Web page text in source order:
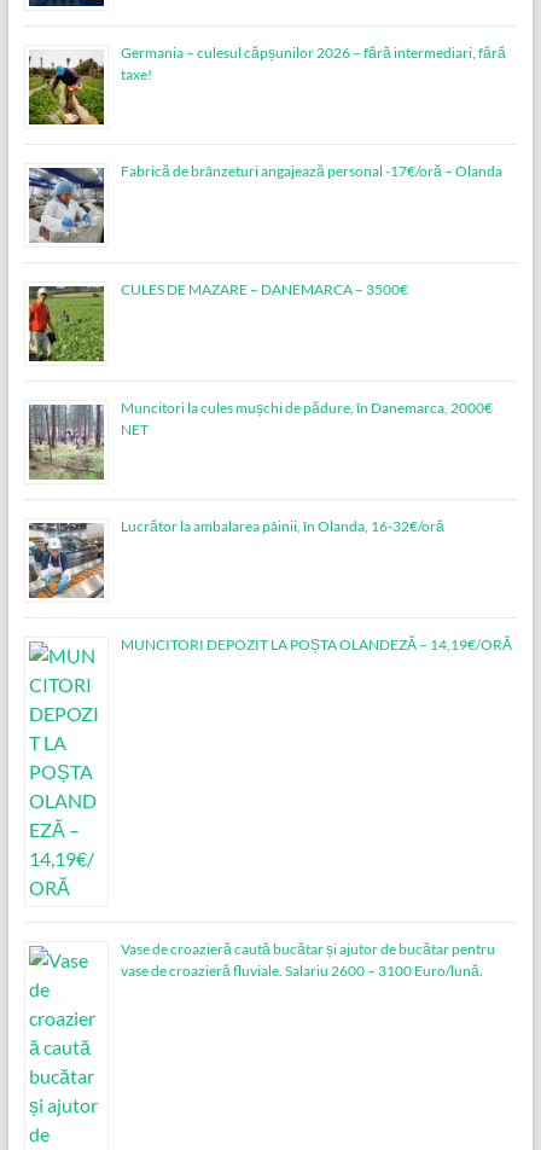
Germania – culesul căpșunilor 2026 – fără intermediari, fără
taxe!
Fabrică de brânzeturi angajează personal -17€/oră – Olanda
CULES DE MAZARE – DANEMARCA – 3500€
Muncitori la cules mușchi de pădure, în Danemarca, 2000€
NET
Lucrător la ambalarea pâinii, în Olanda, 16-32€/oră
MUNCITORI DEPOZIT LA POȘTA OLANDEZĂ – 14,19€/ORĂ
Vase de croazieră caută bucătar și ajutor de bucătar pentru
vase de croazieră fluviale. Salariu 2600 – 3100 Euro/lună.